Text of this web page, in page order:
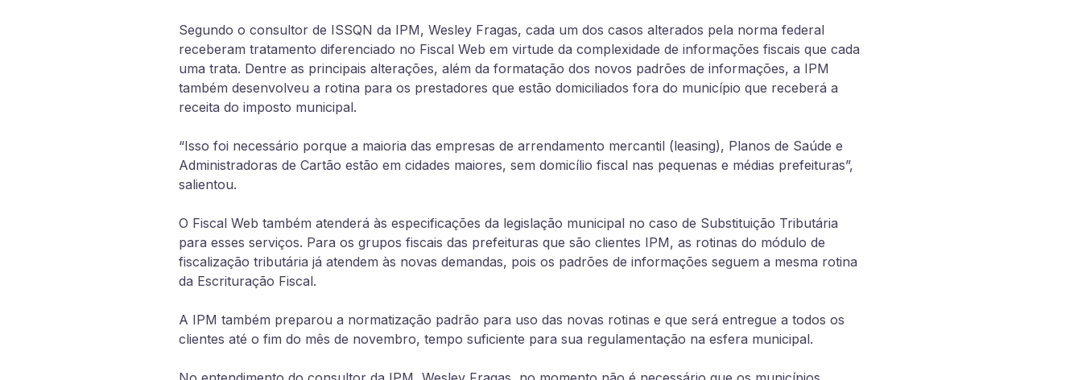
Segundo o consultor de ISSQN da IPM, Wesley Fragas, cada um dos casos alterados pela norma federal
receberam tratamento diferenciado no Fiscal Web em virtude da complexidade de informações fiscais que cada
uma trata. Dentre as principais alterações, além da formatação dos novos padrões de informações, a IPM
também desenvolveu a rotina para os prestadores que estão domiciliados fora do município que receberá a
receita do imposto municipal.
“Isso foi necessário porque a maioria das empresas de arrendamento mercantil (leasing), Planos de Saúde e
Administradoras de Cartão estão em cidades maiores, sem domicílio fiscal nas pequenas e médias prefeituras”,
salientou.
O Fiscal Web também atenderá às especificações da legislação municipal no caso de Substituição Tributária
para esses serviços. Para os grupos fiscais das prefeituras que são clientes IPM, as rotinas do módulo de
fiscalização tributária já atendem às novas demandas, pois os padrões de informações seguem a mesma rotina
da Escrituração Fiscal.
A IPM também preparou a normatização padrão para uso das novas rotinas e que será entregue a todos os
clientes até o fim do mês de novembro, tempo suficiente para sua regulamentação na esfera municipal.